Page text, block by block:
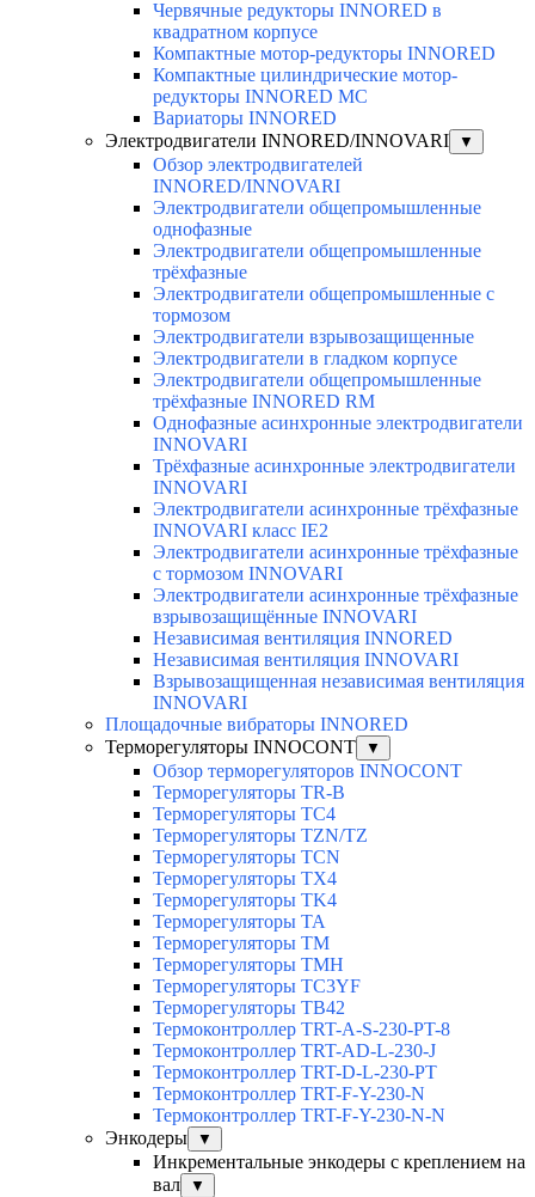
Червячные редукторы INNORED в
квадратном корпусе
Компактные мотор-редукторы INNORED
Компактные цилиндрические мотор-
редукторы INNORED MC
Вариаторы INNORED
Электродвигатели INNORED/INNOVARI
▼
Обзор электродвигателей
INNORED/INNOVARI
Электродвигатели общепромышленные
однофазные
Электродвигатели общепромышленные
трёхфазные
Электродвигатели общепромышленные с
тормозом
Электродвигатели взрывозащищенные
Электродвигатели в гладком корпусе
Электродвигатели общепромышленные
трёхфазные INNORED RM
Однофазные асинхронные электродвигатели
INNOVARI
Трёхфазные асинхронные электродвигатели
INNOVARI
Электродвигатели асинхронные трёхфазные
INNOVARI класс IE2
Электродвигатели асинхронные трёхфазные
с тормозом INNOVARI
Электродвигатели асинхронные трёхфазные
взрывозащищённые INNOVARI
Независимая вентиляция INNORED
Независимая вентиляция INNOVARI
Взрывозащищенная независимая вентиляция
INNOVARI
Площадочные вибраторы INNORED
Терморегуляторы INNOCONT
▼
Обзор терморегуляторов INNOCONT
Терморегуляторы TR-B
Терморегуляторы TC4
Терморегуляторы TZN/TZ
Терморегуляторы TCN
Терморегуляторы TX4
Терморегуляторы TK4
Терморегуляторы TA
Терморегуляторы TM
Терморегуляторы TMH
Терморегуляторы TC3YF
Терморегуляторы TB42
Термоконтроллер TRT-A-S-230-PT-8
Термоконтроллер TRT-AD-L-230-J
Термоконтроллер TRT-D-L-230-PT
Термоконтроллер TRT-F-Y-230-N
Термоконтроллер TRT-F-Y-230-N-N
Энкодеры
▼
Инкрементальные энкодеры с креплением на
вал
▼